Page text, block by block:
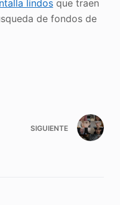
lindosque traen
de fondos de
SIGUIENTE